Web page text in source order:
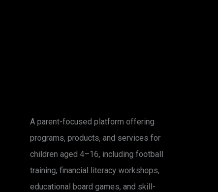
A parent-focused platform offering
programs, products, and services for
children aged 4–16, including football
training, financial literacy workshops,
educational board games, and skill-